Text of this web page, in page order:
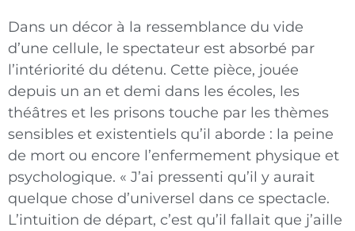
Dans un décor à la ressemblance du vide
d’une cellule, le spectateur est absorbé par
l’intériorité du détenu. Cette pièce, jouée
depuis un an et demi dans les écoles, les
théâtres et les prisons touche par les thèmes
sensibles et existentiels qu’il aborde : la peine
de mort ou encore l’enfermement physique et
psychologique. « J’ai pressenti qu’il y aurait
quelque chose d’universel dans ce spectacle.
L’intuition de départ, c’est qu’il fallait que j’aille